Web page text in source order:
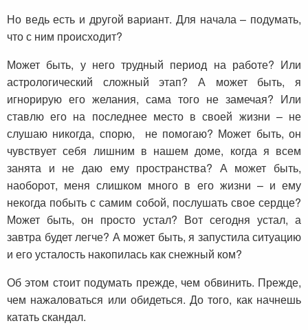
Но ведь есть и другой вариант. Для начала – подумать,
что с ним происходит?
Может быть, у него трудный период на работе? Или
астрологический сложный этап? А может быть, я
игнорирую его желания, сама того не замечая? Или
ставлю его на последнее место в своей жизни – не
слушаю никогда, спорю, не помогаю? Может быть, он
чувствует себя лишним в нашем доме, когда я всем
занята и не даю ему пространства? А может быть,
наоборот, меня слишком много в его жизни – и ему
некогда побыть с самим собой, послушать свое сердце?
Может быть, он просто устал? Вот сегодня устал, а
завтра будет легче? А может быть, я запустила ситуацию
и его усталость накопилась как снежный ком?
Об этом стоит подумать прежде, чем обвинить. Прежде,
чем нажаловаться или обидеться. До того, как начнешь
катать скандал.